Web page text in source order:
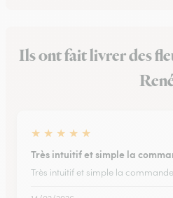
Ils ont fait livrer des
★ ★ ★ ★ ★
Très intuitif et simple la
Très intuitif et simple la